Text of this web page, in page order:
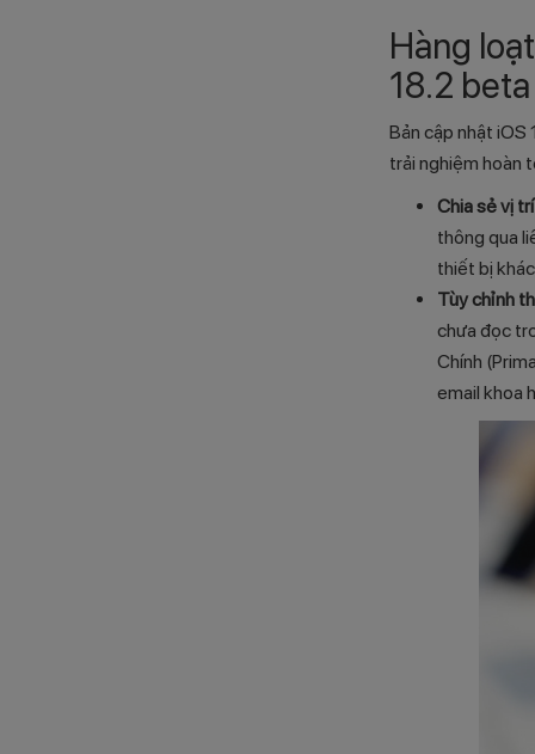
Hàng
18.2
Bản cập nhật
trải nghiệm hoàn
Chia sẻ vị
thông qua
thiết bị
Tùy chỉnh
chưa đọc
Chính
email khoa